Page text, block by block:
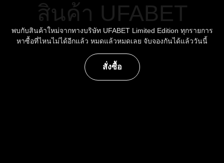
สินค้า UFABET
พบกับสินค้าใหม่จากทางบริษัท UFABET Limited Edition ทุกรายการ
หาซื้อที่ไหนไม่ได้อีกแล้ว หมดแล้วหมดเลย จับจองกันได้แล้ววันนี้
สั่งซื้อ